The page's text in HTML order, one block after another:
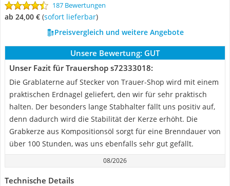
187 Bewertungen
ab 24,00 € ( Sofort lieferbar)
Preisvergleich und weitere Angebote
Unsere Bewertung: GUT
Unser Fazit für Trauershop s72333018:
Die Grablaterne auf Stecker von Trauer-Shop wird mit einem
praktischen Erdnagel geliefert, den wir für sehr praktisch
halten. Der besonders lange Stabhalter fällt uns positiv auf,
denn dadurch wird die Stabilität der Kerze erhöht. Die
Grabkerze aus Kompositionsöl sorgt für eine Brenndauer von
über 100 Stunden, was uns ebenfalls sehr gut gefällt.
08/2026
Technische Details